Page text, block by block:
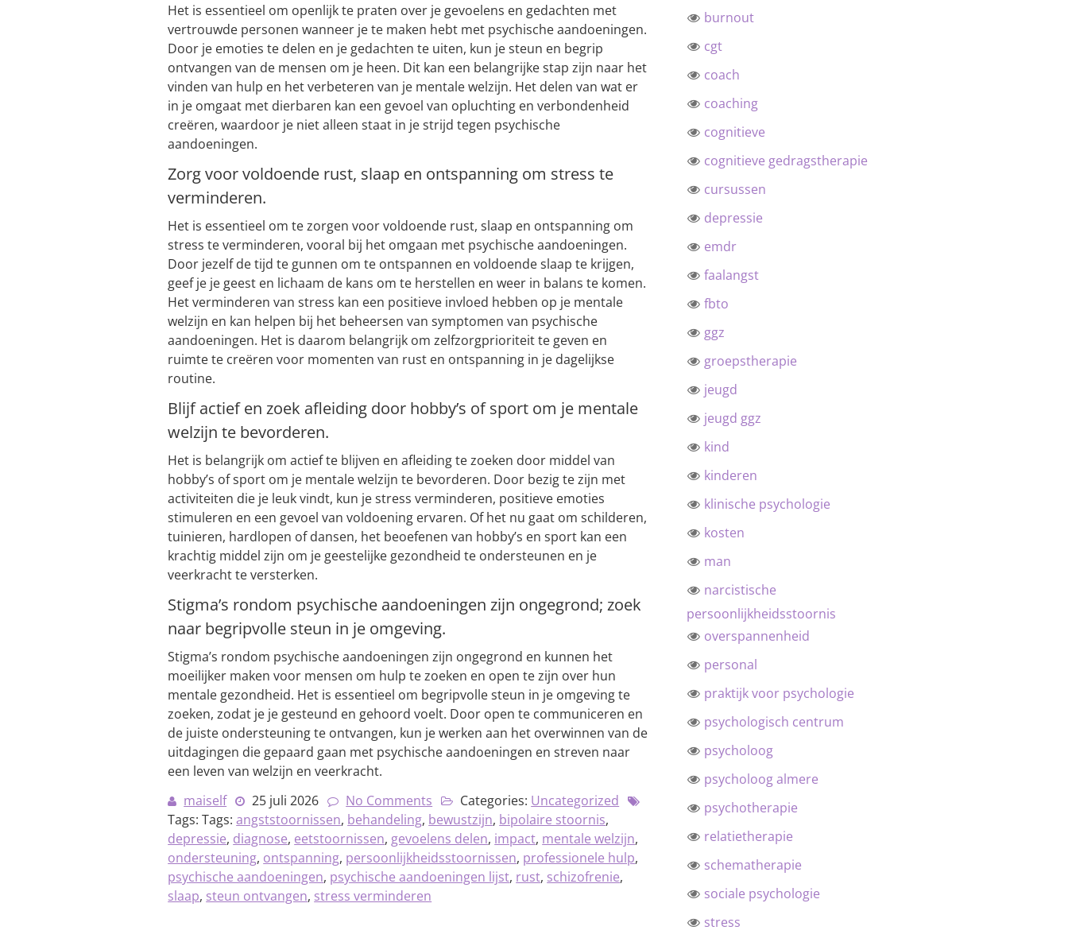
Het is essentieel om openlijk te praten over je gevoelens en gedachten met
vertrouwde personen wanneer je te maken hebt met psychische aandoeningen.
Door je emoties te delen en je gedachten te uiten, kun je steun en begrip
ontvangen van de mensen om je heen. Dit kan een belangrijke stap zijn naar het
vinden van hulp en het verbeteren van je mentale welzijn. Het delen van wat er
in je omgaat met dierbaren kan een gevoel van opluchting en verbondenheid
creëren, waardoor je niet alleen staat in je strijd tegen psychische
aandoeningen.
Zorg voor voldoende rust, slaap en ontspanning om stress te
verminderen.
Het is essentieel om te zorgen voor voldoende rust, slaap en ontspanning om
stress te verminderen, vooral bij het omgaan met psychische aandoeningen.
Door jezelf de tijd te gunnen om te ontspannen en voldoende slaap te krijgen,
geef je je geest en lichaam de kans om te herstellen en weer in balans te komen.
Het verminderen van stress kan een positieve invloed hebben op je mentale
welzijn en kan helpen bij het beheersen van symptomen van psychische
aandoeningen. Het is daarom belangrijk om zelfzorgprioriteit te geven en
ruimte te creëren voor momenten van rust en ontspanning in je dagelijkse
routine.
Blijf actief en zoek afleiding door hobby’s of sport om je mentale
welzijn te bevorderen.
Het is belangrijk om actief te blijven en afleiding te zoeken door middel van
hobby’s of sport om je mentale welzijn te bevorderen. Door bezig te zijn met
activiteiten die je leuk vindt, kun je stress verminderen, positieve emoties
stimuleren en een gevoel van voldoening ervaren. Of het nu gaat om schilderen,
tuinieren, hardlopen of dansen, het beoefenen van hobby’s en sport kan een
krachtig middel zijn om je geestelijke gezondheid te ondersteunen en je
veerkracht te versterken.
Stigma’s rondom psychische aandoeningen zijn ongegrond; zoek
naar begripvolle steun in je omgeving.
Stigma’s rondom psychische aandoeningen zijn ongegrond en kunnen het
moeilijker maken voor mensen om hulp te zoeken en open te zijn over hun
mentale gezondheid. Het is essentieel om begripvolle steun in je omgeving te
zoeken, zodat je je gesteund en gehoord voelt. Door open te communiceren en
de juiste ondersteuning te ontvangen, kun je werken aan het overwinnen van de
uitdagingen die gepaard gaan met psychische aandoeningen en streven naar
een leven van welzijn en veerkracht.
maiself
25 juli 2026 No Comments Categories: Uncategorized
Tags: Tags:angststoornissen, behandeling, bewustzijn, bipolaire stoornis,
depressie, diagnose, eetstoornissen, gevoelens delen, impact, mentale welzijn,
ondersteuning, ontspanning, persoonlijkheidsstoornissen, professionele hulp,
psychische aandoeningen, psychische aandoeningen lijst, rust, schizofrenie,
slaap, steun ontvangen, stress verminderen
burnout
cgt
coach
coaching
cognitieve
cognitieve gedragstherapie
cursussen
depressie
emdr
faalangst
fbto
ggz
groepstherapie
jeugd
jeugd ggz
kind
kinderen
klinische psychologie
kosten
man
narcistische
persoonlijkheidsstoornis
overspannenheid
personal
praktijk voor psychologie
psychologisch centrum
psycholoog
psycholoog almere
psychotherapie
relatietherapie
schematherapie
sociale psychologie
stress